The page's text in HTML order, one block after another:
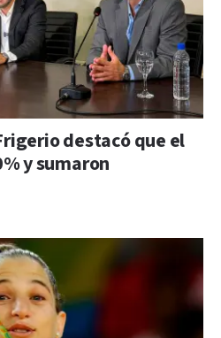
destacó que el
y sumaron